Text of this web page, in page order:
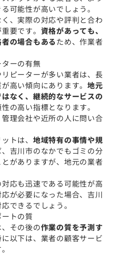
可能性が高いでしょう。
、実際の対応や評判と合わ
要です。 資格があっても、
の場合もあるため、作業者
ーの有無
ピーターが多い業者は、長
高い傾向にあります。 地元
なく、継続的なサービスの
の高い指標となります。
理会社や近所の人に問い合
トは、 地域特有の事情や規
吉川市のなかでもゴミの分
がありますが、地元の業者
応も迅速である可能性が高
が必要になった場合、吉川
できるでしょう。
トの質
その後の作業の質を予測す
以下は、業者の顧客サービ